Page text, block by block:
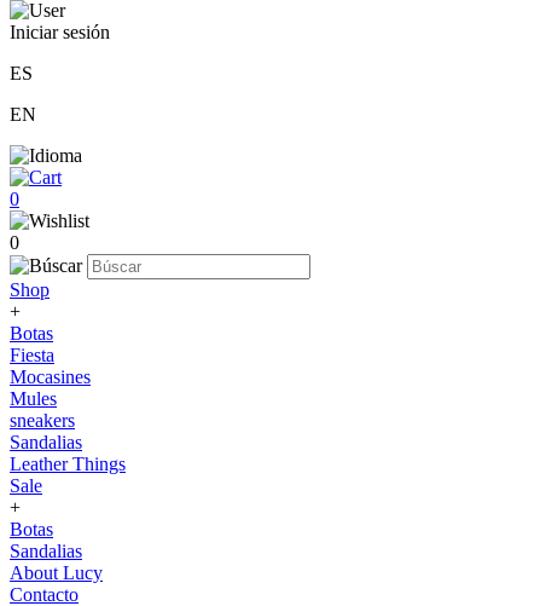
Iniciar sesión
ES
EN
0
0
Shop
+
Botas
Fiesta
Mocasines
Mules
sneakers
Sandalias
Leather Things
Sale
+
Botas
Sandalias
About Lucy
Contacto